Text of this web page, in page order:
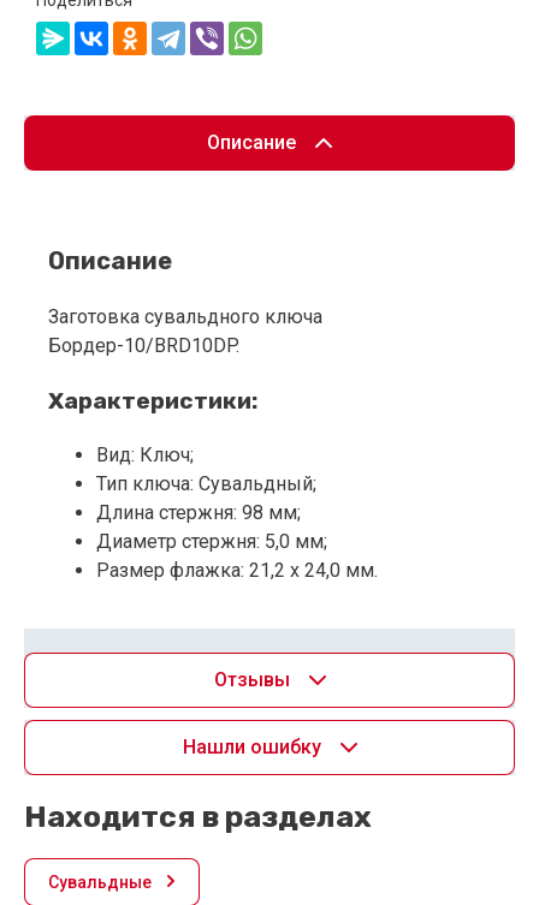
Описание
Описание
Заготовка сувальдного ключа
Бордер-10/BRD10DP.
Характеристики:
Вид: Ключ;
Тип ключа: Сувальдный;
Длина стержня: 98 мм;
Диаметр стержня: 5,0 мм;
Размер флажка: 21,2 х 24,0 мм.
Отзывы
Нашли ошибку
Находится в разделах
Сувальдные